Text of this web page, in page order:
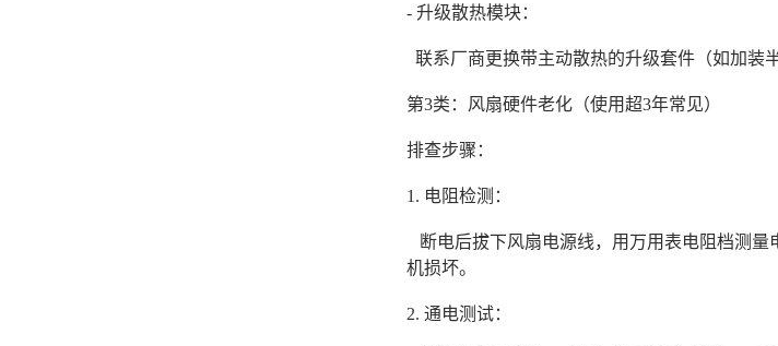
- 升级散热模块：
联系厂商更换带主动散热的升级套件（如加装
第3类：风扇硬件老化（使用超3年常见）
排查步骤：
1. 电阻检测：
断电后拔下风扇电源线，用万用表电阻档测
机损坏。
2. 通电测试：